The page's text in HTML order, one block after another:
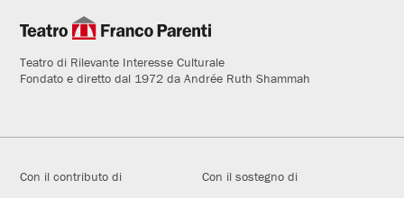
Teatro di Rilevante Interesse Culturale
Fondato e diretto dal 1972 da Andrée Ruth Shammah
Con il contributo di Con il sostegno di